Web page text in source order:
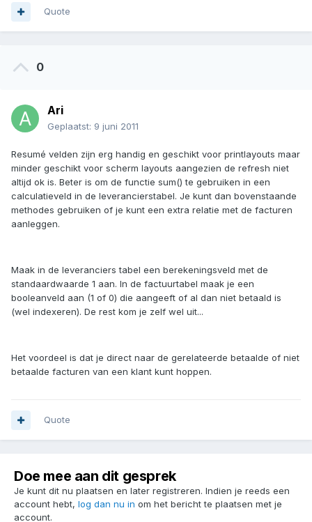
Quote
0
Ari
Geplaatst: 9 juni 2011
Resumé velden zijn erg handig en geschikt voor printlayouts maar
minder geschikt voor scherm layouts aangezien de refresh niet
altijd ok is. Beter is om de functie sum() te gebruiken in een
calculatieveld in de leverancierstabel. Je kunt dan bovenstaande
methodes gebruiken of je kunt een extra relatie met de facturen
aanleggen.
Maak in de leveranciers tabel een berekeningsveld met de
standaardwaarde 1 aan. In de factuurtabel maak je een
booleanveld aan (1 of 0) die aangeeft of al dan niet betaald is
(wel indexeren). De rest kom je zelf wel uit...
Het voordeel is dat je direct naar de gerelateerde betaalde of niet
betaalde facturen van een klant kunt hoppen.
Quote
Doe mee aan dit gesprek
Je kunt dit nu plaatsen en later registreren. Indien je reeds een
account hebt, log dan nu in om het bericht te plaatsen met je
account.